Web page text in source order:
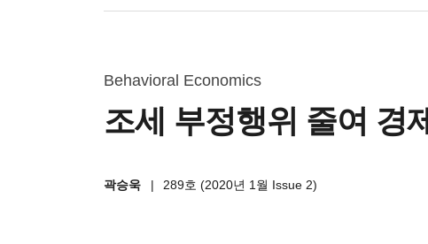
Behavioral Economics
조세 부정행위 줄여 경
곽승욱 | 289호 (2020년 1월 Issue 2)